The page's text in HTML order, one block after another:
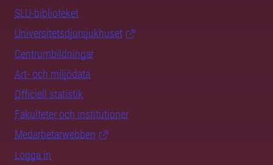
SLU-biblioteket
Universitetsdjursjukhuset
Centrumbildningar
Art- och miljödata
Officiell statistik
Fakulteter och institutioner
Medarbetarwebben
Logga in